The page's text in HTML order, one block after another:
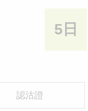
5日
認沽證